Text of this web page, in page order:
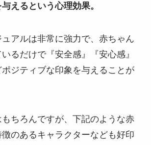
えるという心理効果。
アルは非常に強力で、赤ちゃん
るだけで『安全感』『安心感』
ポジティブな印象を与えることが
ちろんですが、下記のような赤
のあるキャラクターなども好印